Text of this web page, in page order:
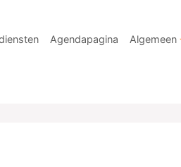
Agendapagina Algemeen